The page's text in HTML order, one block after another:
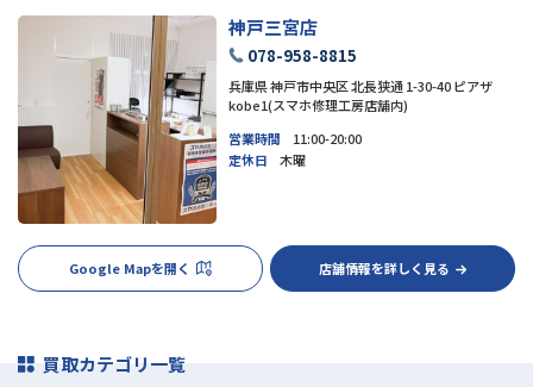
神戸三宮店
078-958-8815
兵庫県 神戸市中央区 北長狭通 1-30-40 ピアザ
kobe1(スマホ修理工房店舗内)
営業時間
11:00-20:00
定休日
木曜
Google Mapを開く 店舗情報を詳しく見る
買取カテゴリ一覧